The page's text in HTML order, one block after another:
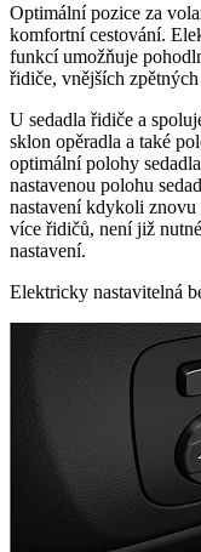
Optimální pozice za
komfortní cestování.
funkcí umožňuje
řidiče, vnějších
U sedadla řidiče a
sklon opěradla a také
optimální polohy
nastavenou polohu
nastavení kdykoli
více řidičů, není již
nastavení.
Elektricky nastavitelná